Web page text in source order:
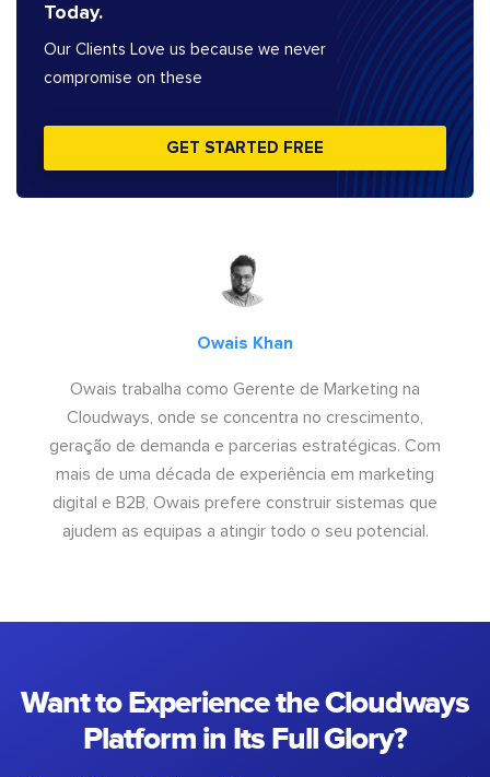
Today.
Our Clients Love us because we never
compromise on these
GET STARTED FREE
Owais Khan
Owais trabalha como Gerente de Marketing na
Cloudways, onde se concentra no crescimento,
geração de demanda e parcerias estratégicas. Com
mais de uma década de experiência em marketing
digital e B2B, Owais prefere construir sistemas que
ajudem as equipas a atingir todo o seu potencial.
Want to Experience the Cloudways
Platform in Its Full Glory?